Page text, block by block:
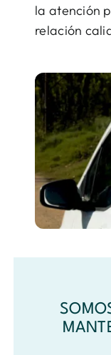
la atención
relación